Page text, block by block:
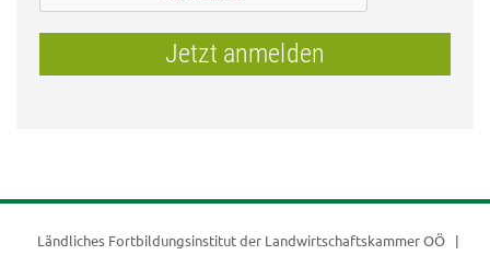
Jetzt anmelden
Ländliches Fortbildungsinstitut der Landwirtschaftskammer OÖ